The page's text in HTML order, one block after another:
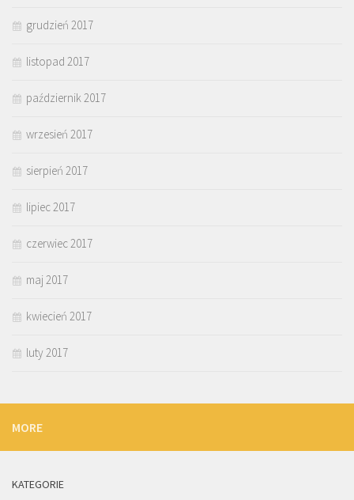
grudzień 2017
listopad 2017
październik 2017
wrzesień 2017
sierpień 2017
lipiec 2017
czerwiec 2017
maj 2017
kwiecień 2017
luty 2017
MORE
KATEGORIE